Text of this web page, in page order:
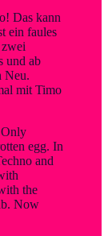
Das kann
ein faules
und ab
Neu.
mit Timo
Only
egg. In
and
the
Now